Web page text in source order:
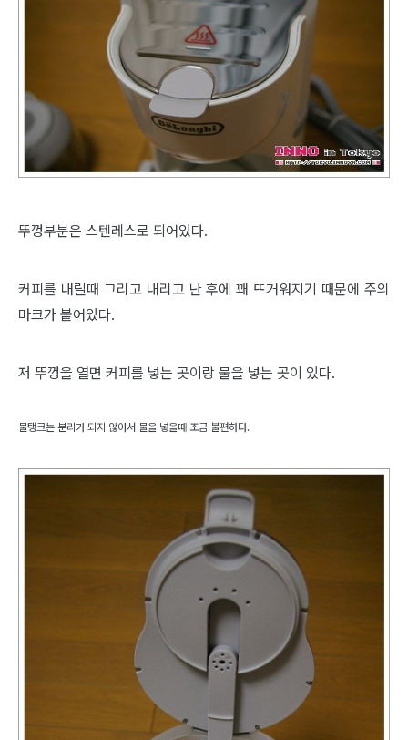
뚜껑부분은 스텐레스로 되어있다.
커피를 내릴때 그리고 내리고 난 후에 꽤 뜨거워지기 때문에 주의
마크가 붙어있다.
저 뚜껑을 열면 커피를 넣는 곳이랑 물을 넣는 곳이 있다.
물탱크는 분리가 되지 않아서 물을 넣을때 조금 불편하다.